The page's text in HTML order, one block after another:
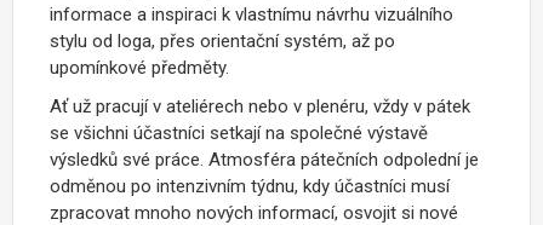
informace a inspiraci k vlastnímu návrhu vizuálního
stylu od loga, přes orientační systém, až po
upomínkové předměty.
Ať už pracují v ateliérech nebo v plenéru, vždy v pátek
se všichni účastníci setkají na společné výstavě
výsledků své práce. Atmosféra pátečních odpolední je
odměnou po intenzivním týdnu, kdy účastníci musí
zpracovat mnoho nových informací, osvojit si nové